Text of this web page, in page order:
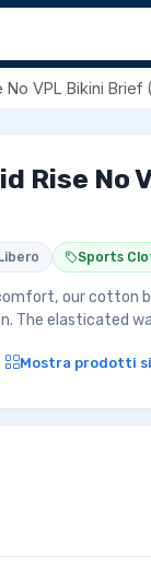
VPL Bikini Brief
Rise
Sports
our
The elasticated
Mostra prodotti